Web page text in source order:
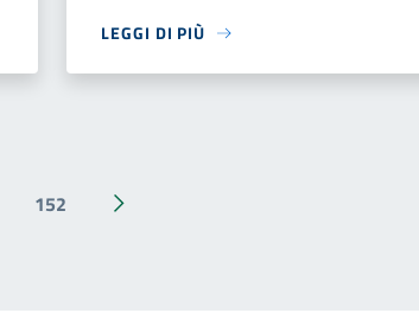
LEGGI DI PIÙ
152 Pagina successiva